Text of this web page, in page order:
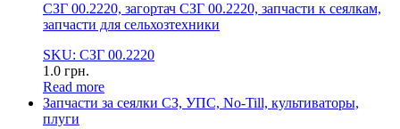
СЗГ 00.2220, загортач СЗГ 00.2220, запчасти к сеялкам,
запчасти для сельхозтехники
SKU: СЗГ 00.2220
1.0 грн.
Read more
Запчасти за сеялки СЗ, УПС, No-Till, культиваторы,
плуги